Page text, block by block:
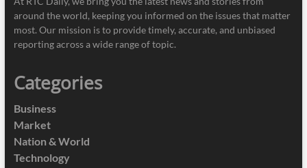
around the world, keeping you informed on the issues that matter
most. Our mission is to provide timely, accurate, and unbiased
reporting across a wide range of topic.
Categories
Business
Market
Nation & World
Technology